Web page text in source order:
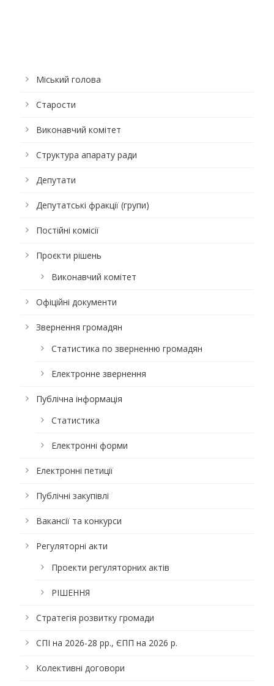
Міський голова
Старости
Виконавчий комітет
Структура апарату ради
Депутати
Депутатські фракції (групи)
Постійні комісії
Проєкти рішень
Виконавчий комітет
Офіційні документи
Звернення громадян
Статистика по зверненню громадян
Електронне звернення
Публічна інформація
Статистика
Електронні форми
Електронні петиції
Публічні закупівлі
Вакансії та конкурси
Регуляторні акти
Проекти регуляторних актів
РІШЕННЯ
Стратегія розвитку громади
СПІ на 2026-28 рр., ЄПП на 2026 р.
Колективні договори